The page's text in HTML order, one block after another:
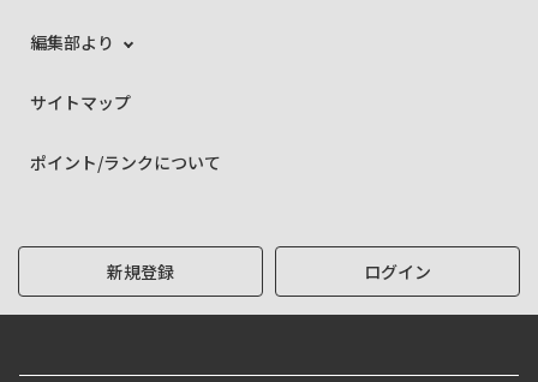
編集部より
サイトマップ
ポイント/ランクについて
新規登録 ログイン